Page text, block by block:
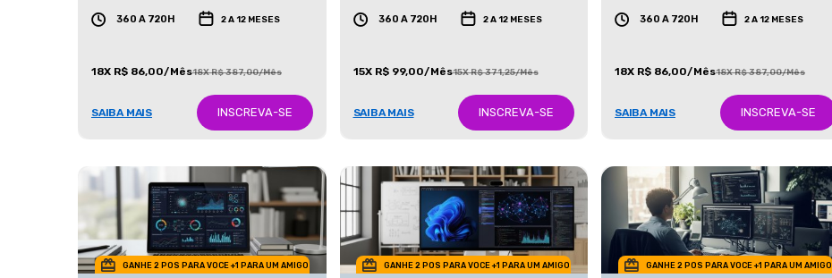
360 A 720H 2 A 12 MESES
18X R$ 86,00/Mês18X R$ 387,00/Mês
SAIBA MAIS INSCREVA-SE
360 A 720H 2 A 12 MESES
15X R$ 99,00/Mês15X R$ 371,25/Mês
SAIBA MAIS INSCREVA-SE
360 A 720H 2 A 12 MESES
18X R$ 86,00/Mês18X R$ 387,00/Mês
SAIBA MAIS INSCREVA-SE
GANHE 2 POS PARA VOCE +1 PARA UM AMIGO GANHE 2 POS PARA VOCE +1 PARA UM AMIGO GANHE 2 POS PARA VOCE +1 PARA UM AMIGO